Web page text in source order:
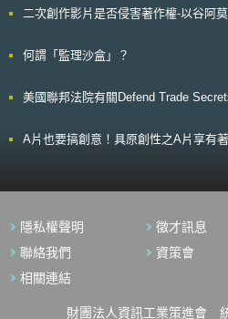
的一部份的情形，應加以禁止。
皆未針對自駕車之安全性與性能進行評估
設計、開發與運行之安全性審查條件，以
接管操作。 （2）完全由自駕系統操作之自駕車：監管著重於各種情況下皆
風險狀態。 除上述要求外，申請者皆須提供第三方機構之獨立評估報告、
說明自動駕駛系統故障之應對措施，並持
二次創作影片是否侵害著作權-以谷阿
何謂「監理沙盒」？
美國聯邦法院有關Defend Trade
A片也要搞創意！具原創性之A片享有
隱私權聲明 徵才訊息
聯絡我們
資策會
相關連結
財團法人資訊工業策進會